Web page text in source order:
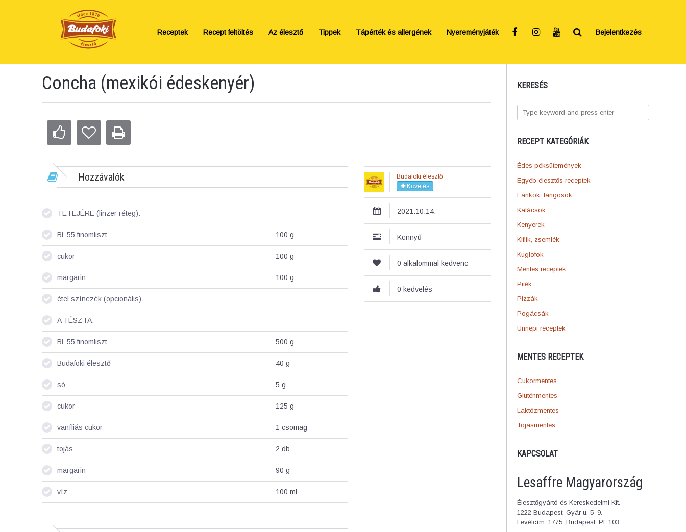
Receptek Recept feltöltés Az élesztő Tippek Tápérték és allergének Nyereményjáték Bejelentkezés
KERESÉS
RECEPT KATEGÓRIÁK
Édes péksütemények
Egyéb élesztős receptek
Fánkok, lángosok
Kalácsok
Kenyerek
Kiflik, zsemlék
Kuglófok
Mentes receptek
Piték
Pizzák
Pogácsák
Ünnepi receptek
MENTES RECEPTEK
Cukormentes
Gluténmentes
Laktózmentes
Tojásmentes
KAPCSOLAT
Lesaffre Magyarország
Élesztőgyártó és Kereskedelmi Kft.
1222 Budapest, Gyár u. 5–9.
Levélcím: 1775, Budapest, Pf. 103.
Concha (mexikói édeskenyér)
Hozzávalók
TETEJÉRE (linzer réteg):
BL 55 finomliszt 100 g
cukor 100 g
margarin 100 g
étel színezék (opcionális)
A TÉSZTA:
BL 55 finomliszt 500 g
Budafoki élesztő 40 g
só 5 g
cukor 125 g
vaníliás cukor 1 csomag
tojás 2 db
margarin 90 g
víz 100 ml
Budafoki élesztő
Követés
2021.10.14.
Könnyű
0 alkalommal kedvenc
0 kedvelés